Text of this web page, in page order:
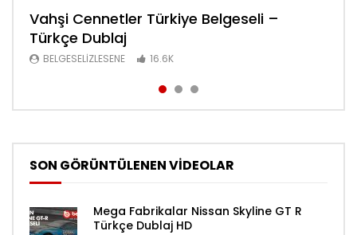
Vahşi Cennetler Türkiye Belgeseli –
Türkçe Dublaj
BELGESELIZLESENE 16.6K
Lanetli Piramit Tarihe Bakış Belgeseli –
Türkçe Dublaj
BELGESELIZLESENE 16.6K
Sanayi Devrimi Şehir Yaşamı Bölüm 6
Belgeseli – Türkçe Dublaj
BELGESELIZLESENE 16.4K
SON GÖRÜNTÜLENEN VİDEOLAR
Mega Fabrikalar Nissan Skyline GT R
Türkçe Dublaj HD